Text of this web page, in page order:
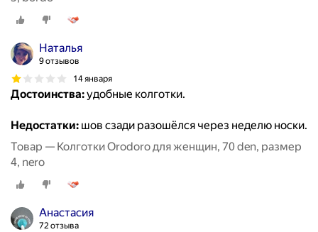
Наталья
9 отзывов
14 января
Достоинства:удобные колготки.
Недостатки: шов сзади разошёлся через неделю носки.
Товар — Колготки Orodoro для женщин, 70 den, размер
4, nero
Анастасия
72 отзыва